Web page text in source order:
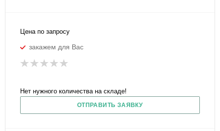
Цена по запросу
закажем для Вас
Нет нужного количества на складе!
ОТПРАВИТЬ ЗАЯВКУ